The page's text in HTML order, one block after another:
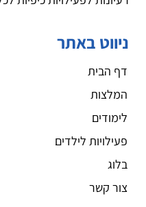
ניווט באתר
דף הבית
המלצות
לימודים
פעילויות לילדים
בלוג
צור קשר